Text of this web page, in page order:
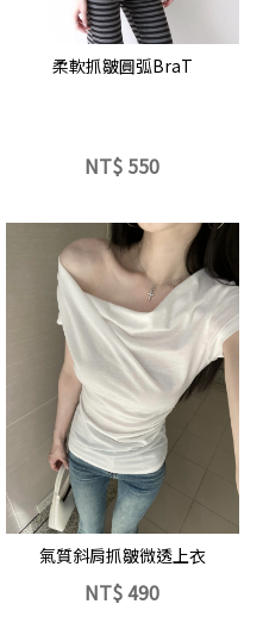
立即選購
柔軟抓皺圓弧BraT
NT$ 550
立即選購
氣質斜肩抓皺微透上衣
NT$490